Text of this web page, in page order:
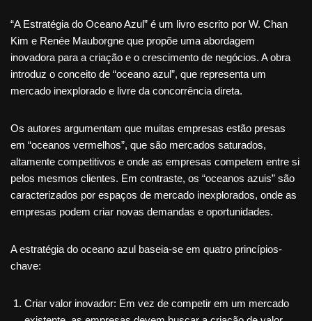
“A Estratégia do Oceano Azul” é um livro escrito por W. Chan
Kim e Renée Mauborgne que propõe uma abordagem
inovadora para a criação e o crescimento de negócios. A obra
introduz o conceito de “oceano azul”, que representa um
mercado inexplorado e livre da concorrência direta.
Os autores argumentam que muitas empresas estão presas
em “oceanos vermelhos”, que são mercados saturados,
altamente competitivos e onde as empresas competem entre si
pelos mesmos clientes. Em contraste, os “oceanos azuis” são
caracterizados por espaços de mercado inexplorados, onde as
empresas podem criar novas demandas e oportunidades.
A estratégia do oceano azul baseia-se em quatro princípios-
chave:
Criar valor inovador: Em vez de competir em um mercado